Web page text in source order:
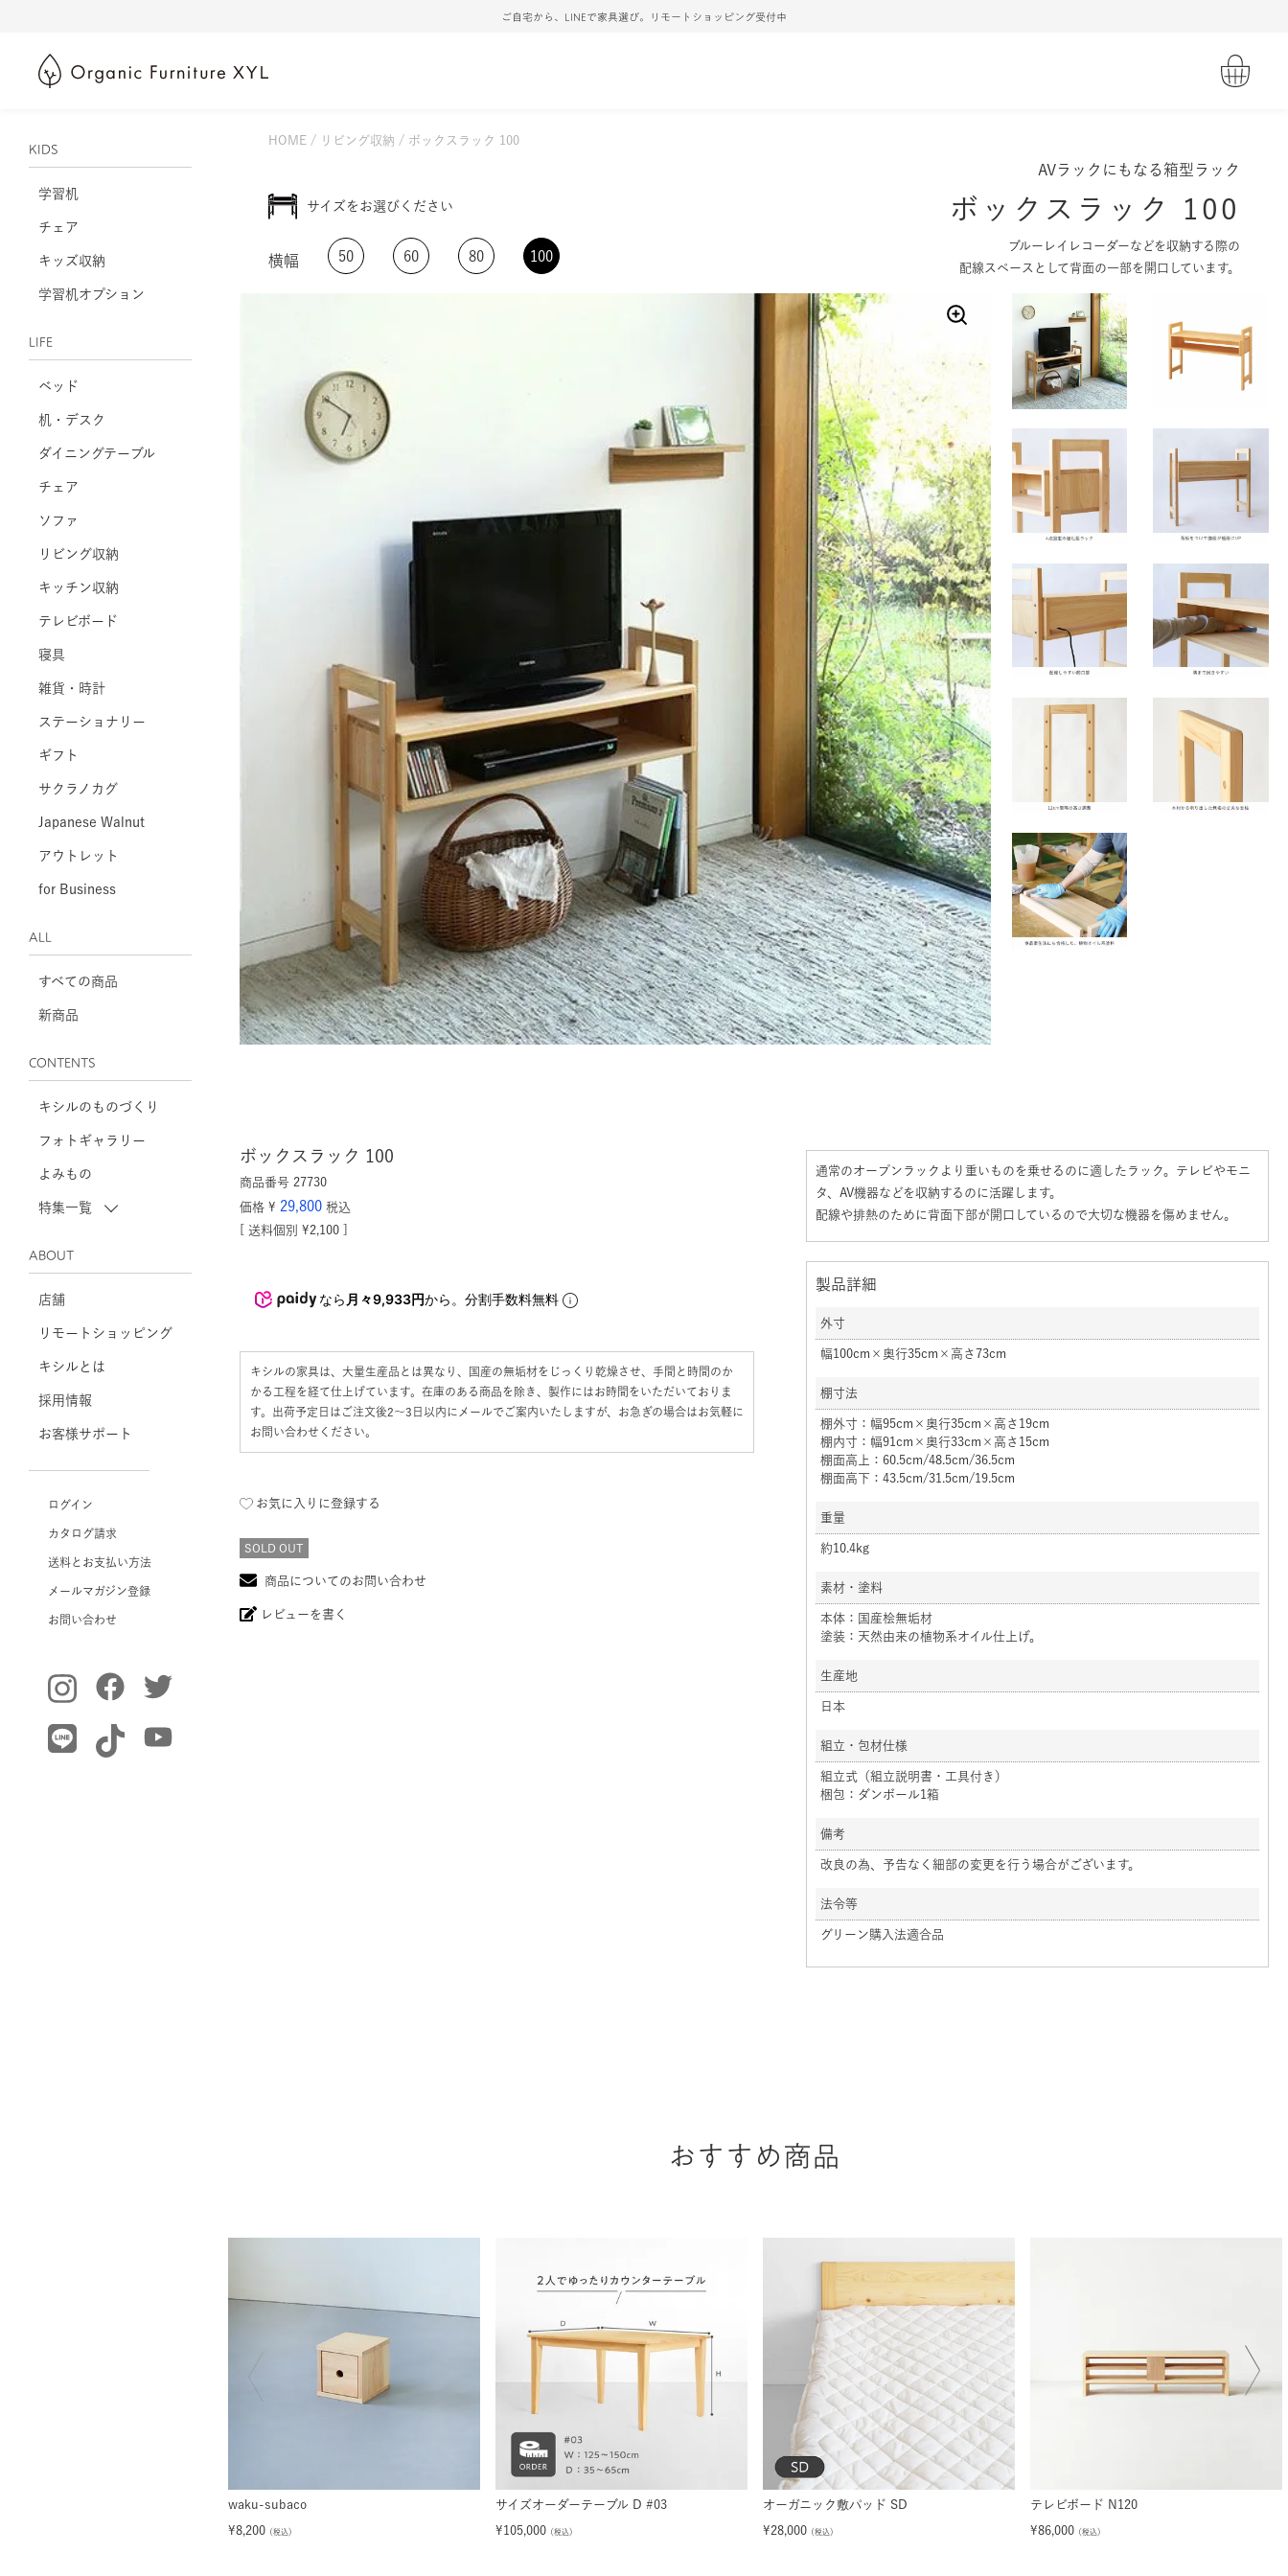
ご自宅から、LINEで家具選び。リモートショッピング受付中
KIDS
学習机
チェア
キッズ収納
学習机オプション
LIFE
ベッド
机・デスク
ダイニングテーブル
チェア
ソファ
リビング収納
キッチン収納
テレビボード
寝具
雑貨・時計
ステーショナリー
ギフト
サクラノカグ
Japanese Walnut
アウトレット
for Business
ALL
すべての商品
新商品
CONTENTS
キシルのものづくり
フォトギャラリー
よみもの
特集一覧
ABOUT
店舗
リモートショッピング
キシルとは
採用情報
お客様サポート
ログイン
カタログ請求
送料とお支払い方法
メールマガジン登録
お問い合わせ
HOME リビング収納 ボックスラック 100
サイズをお選びください
横幅 50 60 80 100
AVラックにもなる箱型ラック
ボックスラック 100
ブルーレイレコーダーなどを収納する際の
配線スペースとして背面の一部を開口しています。
ボックスラック 100
商品番号 27730
価格 ¥ 29,800 税込
送料個別
¥2,100
なら 月々9,933円から。分割手数料無料
キシルの家具は、大量生産品とは異なり、国産の無垢材をじっくり乾燥させ、手間と時間のか
かる工程を経て仕上げています。在庫のある商品を除き、製作にはお時間をいただいておりま
す。出荷予定日はご注文後2〜3日以内にメールでご案内いたしますが、お急ぎの場合はお気軽に
お問い合わせください。
お気に入りに登録する
SOLD OUT
商品についてのお問い合わせ
レビューを書く
通常のオープンラックより重いものを乗せるのに適したラック。テレビやモニ
タ、AV機器などを収納するのに活躍します。
配線や排熱のために背面下部が開口しているので大切な機器を傷めません。
製品詳細
外寸
幅100cm×奥行35cm×高さ73cm
棚寸法
棚外寸：幅95cm×奥行35cm×高さ19cm
棚内寸：幅91cm×奥行33cm×高さ15cm
棚面高上：60.5cm/48.5cm/36.5cm
棚面高下：43.5cm/31.5cm/19.5cm
重量
約10.4kg
素材・塗料
本体：国産桧無垢材
塗装：天然由来の植物系オイル仕上げ。
生産地
日本
組立・包材仕様
組立式（組立説明書・工具付き）
梱包：ダンボール1箱
備考
改良の為、予告なく細部の変更を行う場合がございます。
法令等
グリーン購入法適合品
おすすめ商品
waku-subaco
¥8,200 （税込）
サイズオーダーテーブル D #03
¥105,000 （税込）
オーガニック敷パッド SD
¥28,000 （税込）
テレビボード N120
¥86,000 （税込）